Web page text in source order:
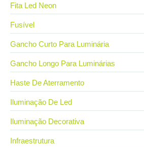
Fita Led Neon
Fusível
Gancho Curto Para Luminária
Gancho Longo Para Luminárias
Haste De Aterramento
Iluminação De Led
Iluminação Decorativa
Infraestrutura